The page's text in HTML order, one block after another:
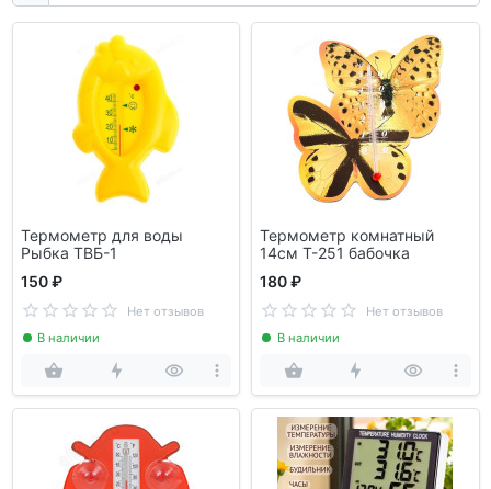
Термометр для воды
Рыбка ТВБ-1
150 ₽
Нет отзывов
В наличии
Термометр комнатный
14см Т-251 бабочка
180 ₽
Нет отзывов
В наличии